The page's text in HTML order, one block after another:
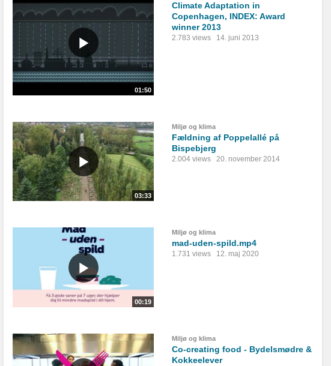
01:50
Climate Adaptation in
Copenhagen, INDEX: Award
winner 2013
2.783 views 14. juni 2013
03:33
Miljø og klima
Fældning af Poppelallé på
Bispebjerg
2.004 views 20. november 2014
00:19
Miljø og klima
mad-uden-spild.mp4
1.731 views 12. maj 2020
Miljø og klima
Co-creating food - Bydelsmødre &
Kokkeelever